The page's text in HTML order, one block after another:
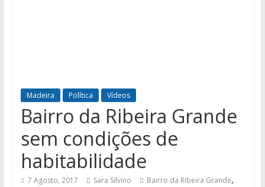
Madeira Política Vídeos
Bairro da Ribeira Grande
sem condições de
habitabilidade
7 Agosto, 2017 Sara Silvino Bairro da Ribeira Grande,